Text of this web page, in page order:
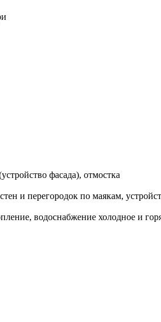
фасада), отмостка
и перегородок по маякам,
водоснабжение холодное и